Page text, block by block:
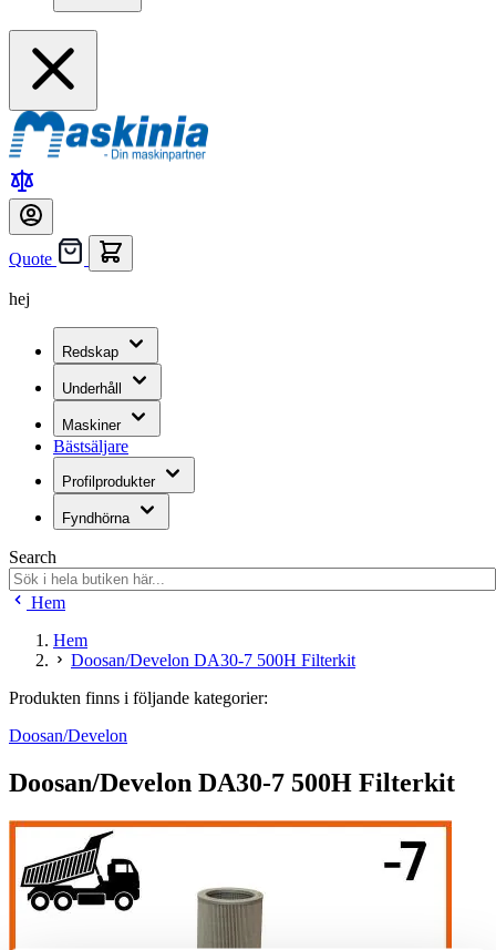
Quote
hej
Redskap
Underhåll
Maskiner
Bästsäljare
Profilprodukter
Fyndhörna
Search
Hem
Hem
Doosan/Develon DA30-7 500H Filterkit
Produkten finns i följande kategorier:
Doosan/Develon
Doosan/Develon DA30-7 500H Filterkit